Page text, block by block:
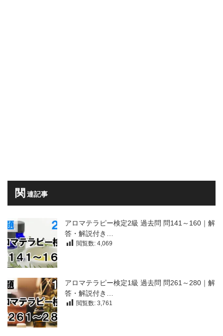
関 連記事
アロマテラピー検定2級 過去問 問141～160｜解
答・解説付き…
閲覧数: 4,069
アロマテラピー検定1級 過去問 問261～280｜解
答・解説付き…
閲覧数: 3,761